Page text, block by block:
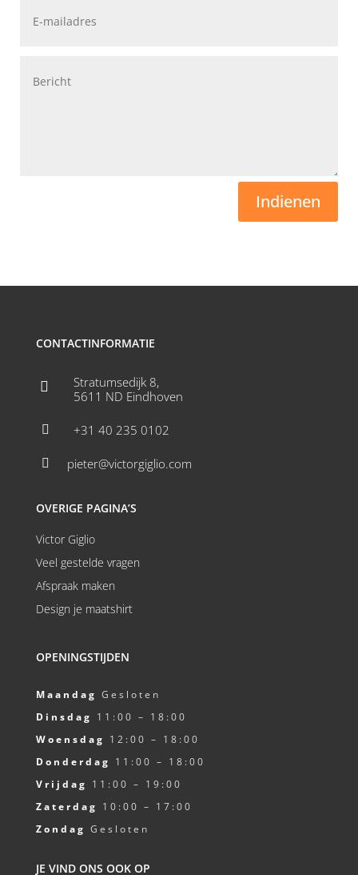
Indienen
CONTACTINFORMATIE

Stratumsedijk 8,
5611 ND Eindhoven
 +31 40 235 0102
 pieter@victorgiglio.com
OVERIGE PAGINA’S
Victor Giglio
Veel gestelde vragen
Afspraak maken
Design je maatshirt
OPENINGSTIJDEN
Maandag Gesloten
Dinsdag 11:00 – 18:00
Woensdag 12:00 – 18:00
Donderdag 11:00 – 18:00
Vrijdag 11:00 – 19:00
Zaterdag 10:00 – 17:00
Zondag Gesloten
JE VIND ONS OOK OP